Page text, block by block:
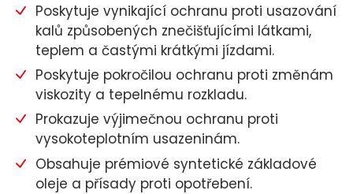
Poskytuje vynikající ochranu proti usazování
kalů způsobených znečišťujícími látkami,
teplem a častými krátkými jízdami.
Poskytuje pokročilou ochranu proti změnám
viskozity a tepelnému rozkladu.
Prokazuje výjimečnou ochranu proti
vysokoteplotním usazeninám.
Obsahuje prémiové syntetické základové
oleje a přísady proti opotřebení.